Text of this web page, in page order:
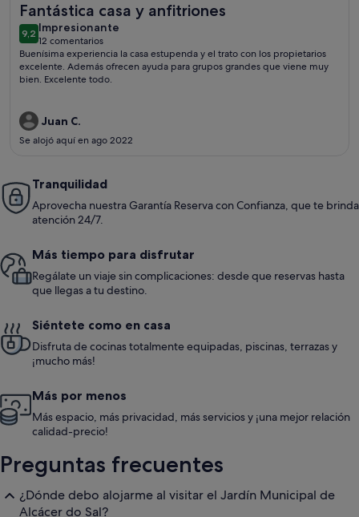
Fantástica casa y anfitriones
9,29,2 de 10
Impresionante
impresionante
12 comentarios
(12 comentarios)
Buenísima experiencia la casa estupenda y el trato con los propietarios
excelente. Además ofrecen ayuda para grupos grandes que viene muy
bien. Excelente todo.
Juan C.
Se alojó aquí en ago 2022
Tranquilidad
Aprovecha nuestra Garantía Reserva con Confianza, que te brinda
atención 24/7.
Más tiempo para disfrutar
Regálate un viaje sin complicaciones: desde que reservas hasta
que llegas a tu destino.
Siéntete como en casa
Disfruta de cocinas totalmente equipadas, piscinas, terrazas y
¡mucho más!
Más por menos
Más espacio, más privacidad, más servicios y ¡una mejor relación
calidad-precio!
Preguntas frecuentes
¿Dónde debo alojarme al visitar el Jardín Municipal de
Alcácer do Sal?